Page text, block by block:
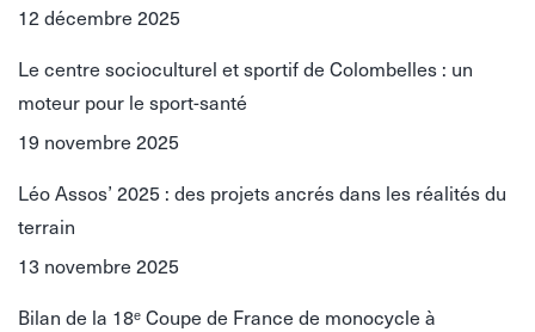
12 décembre 2025
Le centre socioculturel et sportif de Colombelles : un
moteur pour le sport-santé
19 novembre 2025
Léo Assos’ 2025 : des projets ancrés dans les réalités du
terrain
13 novembre 2025
Bilan de la 18ᵉ Coupe de France de monocycle à